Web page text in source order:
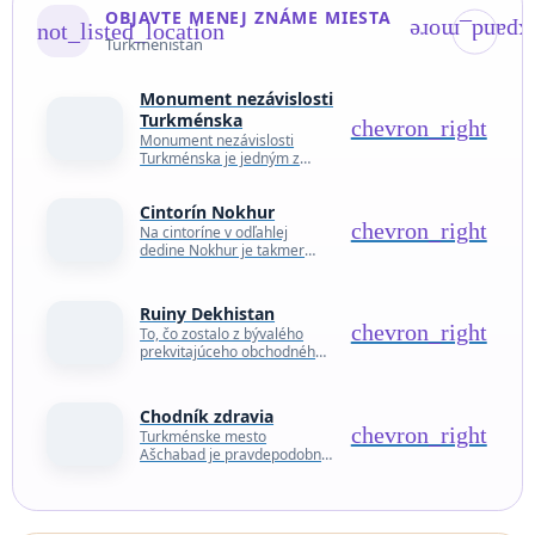
not_listed_location
OBJAVTE MENEJ ZNÁME MIESTA
Turkmenistan
Monument nezávislosti
Turkménska
Monument nezávislosti
Turkménska je jedným z
druhu na celom svete.
Pamätník s rozlohou viac ako
80 000 m²…
chevron_right
Cintorín Nokhur
Na cintoríne v odľahlej
dedine Nokhur je takmer
rohmi horskej kozy.
Predpokladá sa, že kozie
rohy…
chevron_right
Ruiny Dekhistan
To, čo zostalo z bývalého
prekvitajúceho obchodného
údolia Misrian, miesta
stredovekého Dekhistanu.
Táto časť pri Kaspickom…
chevron_right
Chodník zdravia
Turkménske mesto
Ašchabad je pravdepodobne
hlavného mesta je dielom
chevron_right